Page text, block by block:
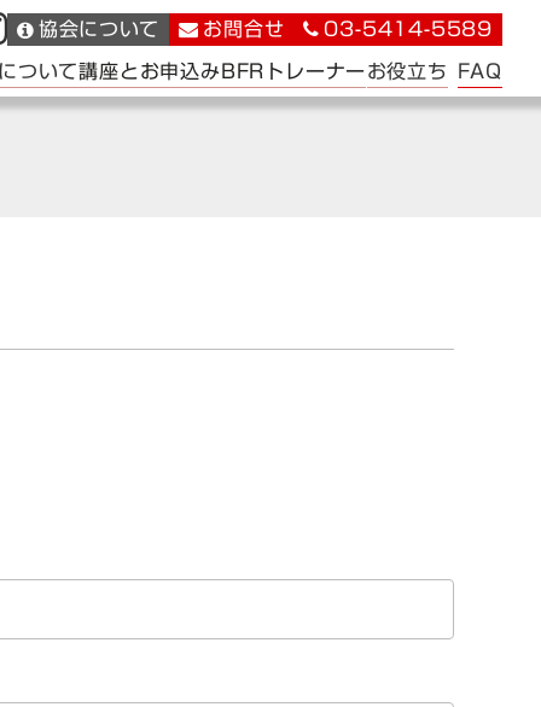
協会について お問合せ
03-5414-5589
ついて講座とお申込みBFRトレーナーお役立ち FAQ